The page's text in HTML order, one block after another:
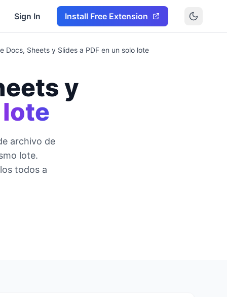
Sign In Install Free Extension
Docs, Sheets y Slides a PDF en un solo lote
y
lote
archivo de
lote.
todos a